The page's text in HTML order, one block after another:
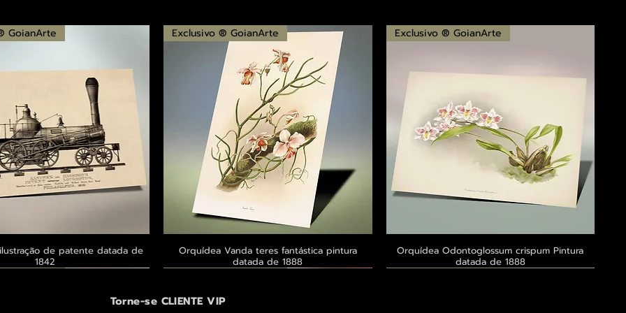
Visualização rápida
GoianArte
de patente datada de
1842
Visualização rápida
Exclusivo ® GoianArte
Orquídea Vanda teres fantástica pintura
datada de 1888
Visualização rápida
Exclusivo ® GoianArte
Orquídea Odontoglossum crispum Pintura
datada de 1888
Torne-se CLIENTE VIP